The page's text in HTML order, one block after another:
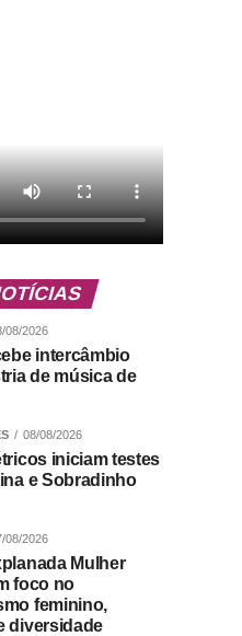
08/2026
intercâmbio
de música de
08/08/2026
iniciam testes
e Sobradinho
08/2026
Mulher
foco no
feminino,
diversidade